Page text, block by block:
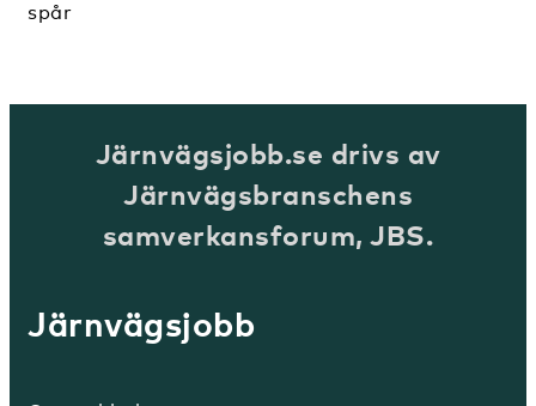
spår
Järnvägsjobb.se drivs av
Järnvägsbranschens
samverkansforum, JBS.
Järnvägsjobb